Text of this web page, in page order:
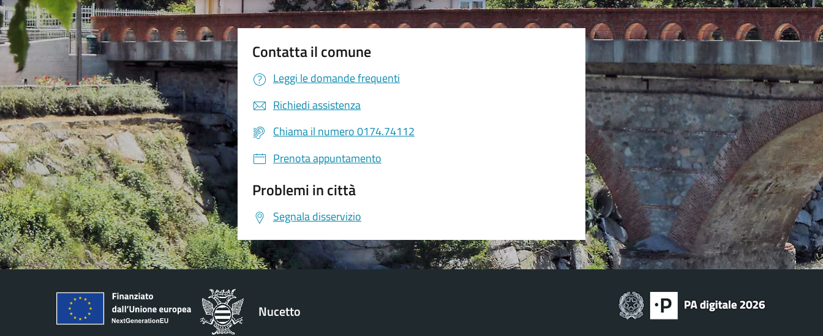
Contatta il comune
Leggi le domande frequenti
Richiedi assistenza
Chiama il numero 0174.74112
Prenota appuntamento
Problemi in città
Segnala disservizio
Nucetto